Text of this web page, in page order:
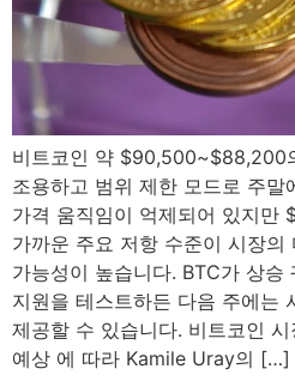
비트코인 약 $90,500~$88,200
조용하고 범위 제한 모드로 주말
가격 움직임이 억제되어 있지만
가까운 주요 저항 수준이 시장
가능성이 높습니다. BTC가 상승
지원을 테스트하든 다음 주에는
제공할 수 있습니다. 비트코인
예상 에 따라 Kamile Uray의 […]